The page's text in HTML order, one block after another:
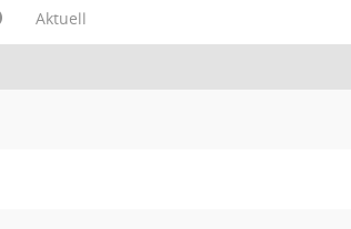
Aktuell